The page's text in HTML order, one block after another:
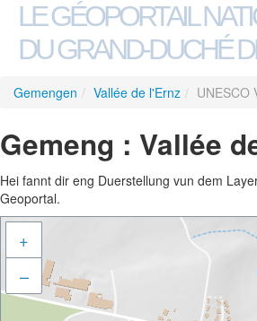
LE GÉOPORTAIL
DU GRAND-DUCHÉ
Gemengen / Vallée de l'Ernz / UNESCO
Gemeng : Vallée
Hei fannt dir eng Duerstellung vun dem
Geoportal.
+
–